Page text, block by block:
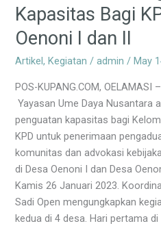
Kapasitas Bagi
Oenoni I dan II
Artikel, Kegiatan /admin/ May
POS-KUPANG.COM, OELAMASI –
Yayasan Ume Daya Nusantara
penguatan kapasitas bagi
KPD untuk penerimaan
komunitas dan advokasi
di Desa Oenoni I dan Desa
Kamis 26 Januari 2023.
Sadi Open mengungkapkan
kedua di 4 desa. Hari pertama
Kapasitas
Bagi
KPD
Oenoni
dan
II